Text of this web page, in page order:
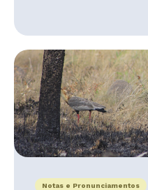
Notas e Pronunciamentos